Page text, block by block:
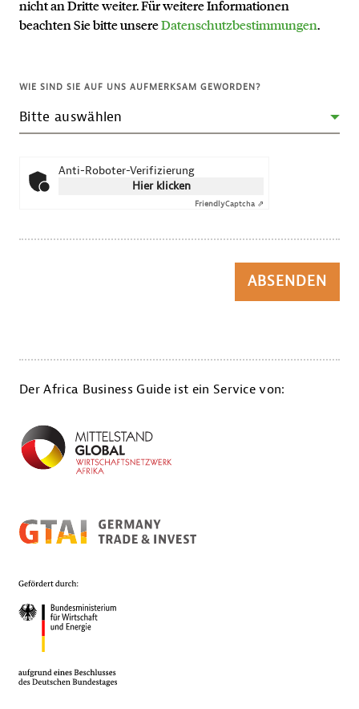
nicht an Dritte weiter. Für weitere Informationen
beachten Sie bitte unsereDatenschutzbestimmungen.
WIE SIND SIE AUF UNS AUFMERKSAM GEWORDEN?
Anti-Roboter-Verifizierung
Hier klicken
FriendlyCaptcha ⇗
ABSENDEN
Der Africa Business Guide ist ein Service von: